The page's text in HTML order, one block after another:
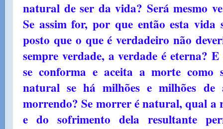
natural de ser da vida? Será mesmo
Se assim for, por que então esta vida
posto que o que é verdadeiro não
sempre verdade, a verdade é eterna?
se conforma e aceita a morte como
natural se há milhões e milhões de
morrendo? Se morrer é natural, qual a
e do sofrimento dela resultante